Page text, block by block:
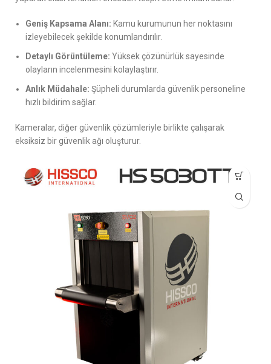
Geniş Kapsama Alanı: Kamu kurumunun her noktasını
izleyebilecek şekilde konumlandırılır.
Detaylı Görüntüleme: Yüksek çözünürlük sayesinde
olayların incelenmesini kolaylaştırır.
Anlık Müdahale: Şüpheli durumlarda güvenlik personeline
hızlı bildirim sağlar.
Kameralar, diğer güvenlik çözümleriyle birlikte çalışarak
eksiksiz bir güvenlik ağı oluşturur.